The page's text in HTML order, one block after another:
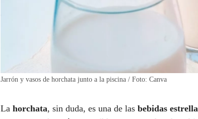
Jarrón y vasos de horchata junto a la piscina / Foto: Canva
La horchata, sin duda, es una de las bebidas estrella